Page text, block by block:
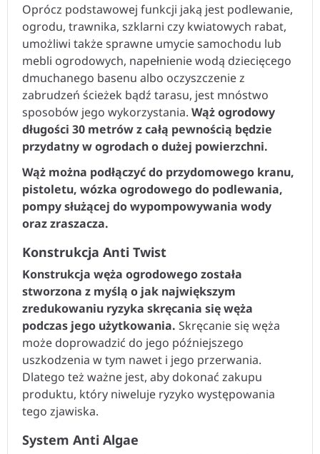
Oprócz podstawowej funkcji jaką jest podlewanie,
ogrodu, trawnika, szklarni czy kwiatowych rabat,
umożliwi także sprawne umycie samochodu lub
mebli ogrodowych, napełnienie wodą dziecięcego
dmuchanego basenu albo oczyszczenie z
zabrudzeń ścieżek bądź tarasu, jest mnóstwo
sposobów jego wykorzystania. Wąż ogrodowy
długości 30 metrów z całą pewnością będzie
przydatny w ogrodach o dużej powierzchni.
Wąż można podłączyć do przydomowego kranu,
pistoletu, wózka ogrodowego do podlewania,
pompy służącej do wypompowywania wody
oraz zraszacza.
Konstrukcja Anti Twist
Konstrukcja węża ogrodowego została
stworzona z myślą o jak największym
zredukowaniu ryzyka skręcania się węża
podczas jego użytkowania. Skręcanie się węża
może doprowadzić do jego późniejszego
uszkodzenia w tym nawet i jego przerwania.
Dlatego też ważne jest, aby dokonać zakupu
produktu, który niweluje ryzyko występowania
tego zjawiska.
System Anti Algae